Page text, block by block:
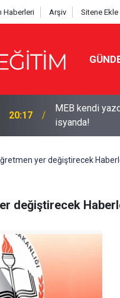
Haberleri Arşiv Sitene Ekle
20:17
MEB kendi
isyanda!
yer değiştirecek
değiştirecek